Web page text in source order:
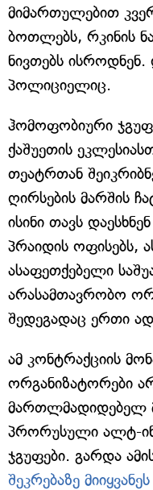
მიმართულებით
ბოთლებს, რკინის
ნივთებს ისროდნენ.
პოლიციელიც.
ჰომოფობიური
ქაშუეთის
თეატრთან
ღირსების მარშის
ისინი თავს
პრაიდის ოფისებს,
ასაფეთქებელი
არასამთავრობო
შედეგადაც ერთი
ამ კონტრაქციის
ორგანიზატორები
მართლმადიდებელ
პრორუსული ალტ-
ჯგუფები. გარდა
შეკრებაზე